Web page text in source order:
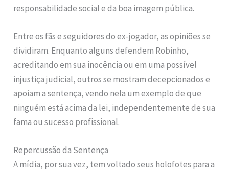
responsabilidade social e da boa imagem pública.
Entre os fãs e seguidores do ex-jogador, as opiniões se
dividiram. Enquanto alguns defendem Robinho,
acreditando em sua inocência ou em uma possível
injustiça judicial, outros se mostram decepcionados e
apoiam a sentença, vendo nela um exemplo de que
ninguém está acima da lei, independentemente de sua
fama ou sucesso profissional.
Repercussão da Sentença
A mídia, por sua vez, tem voltado seus holofotes para a